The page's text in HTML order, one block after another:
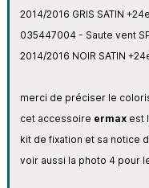
2014/2016 GRIS SATIN
035447004 - Saute vent
2014/2016 NOIR SATIN
merci de préciser le
cet accessoire ermaxest
kit de fixation et sa notice
voir aussi la photo 4 pour